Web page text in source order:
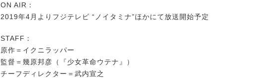
ON AIR：
2019年4月よりフジテレビ “ノイタミナ”ほかにて放送開始予定
STAFF：
原作＝イクニラッパー
監督＝幾原邦彦（『少女革命ウテナ』）
チーフディレクター＝武内宣之